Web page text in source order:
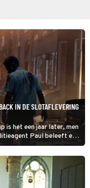
IN DE SLOTAFLEVERING
is het een jaar later, men
Paul beleeft een